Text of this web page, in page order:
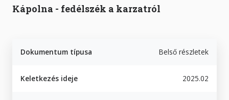
Kápolna - fedélszék a karzatról
Dokumentum típusa Belső részletek
Keletkezés ideje 2025.02